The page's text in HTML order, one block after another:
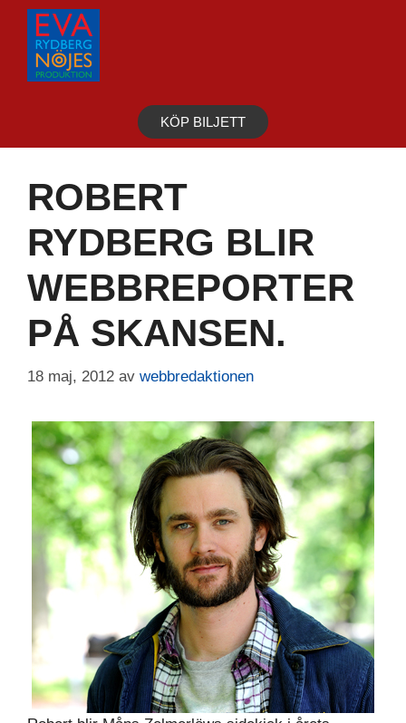
Hoppa
innehåll
KÖP BILJETT
ROBERT
RYDBERG BLIR
WEBBREPORTER
PÅ SKANSEN.
18 maj, 2012 av webbredaktionen